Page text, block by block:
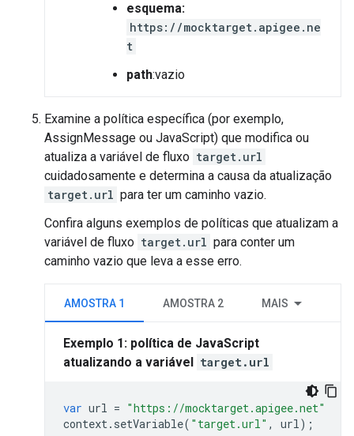
esquema:
https://mocktarget.apigee.ne
t
path:vazio
Examine a política específica (por exemplo,
AssignMessage ou JavaScript) que modifica ou
atualiza a variável de fluxo target.url
cuidadosamente e determina a causa da atualização
target.url para ter um caminho vazio.
Confira alguns exemplos de políticas que atualizam a
variável de fluxo target.url para conter um
caminho vazio que leva a esse erro.
AMOSTRA 1 AMOSTRA 2 MAIS
Exemplo 1: política de JavaScript
atualizando a variável target.url
var url = "https://mocktarget.apigee.net"
context. setVariable( "target.url" , url);